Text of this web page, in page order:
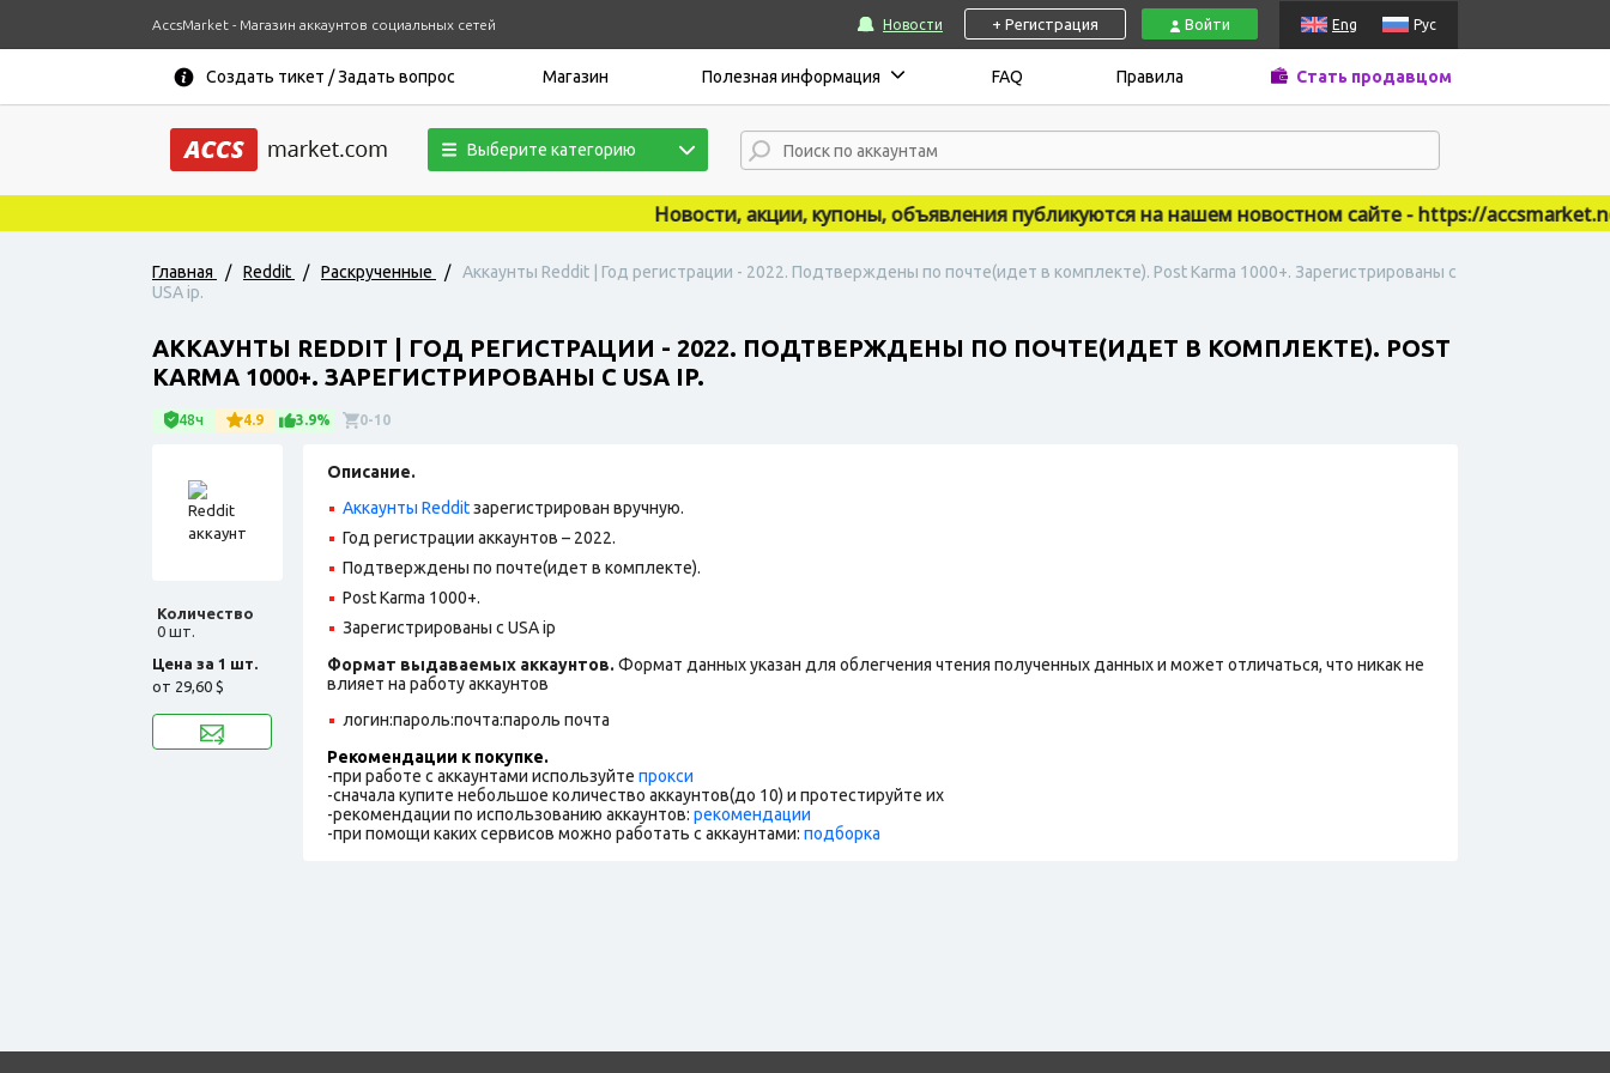
AccsMarket - Магазин аккаунтов социальных сетей Новости + Регистрация Войти Eng Рус
Создать тикет / Задать вопрос Магазин Полезная информация FAQ Правила Стать продавцом
Выберите категорию
Новости, акции, купоны, объявления публикуются на нашем новостном сайте - https://accsmarket.news
Главная / Reddit / Раскрученные /
Аккаунты Reddit | Год регистрации - 2022. Подтверждены по почте(идет в комплекте). Post Karma 1000+. Зарегистрированы с
USA ip.
АККАУНТЫ REDDIT | ГОД РЕГИСТРАЦИИ - 2022. ПОДТВЕРЖДЕНЫ ПО ПОЧТЕ(ИДЕТ В КОМПЛЕКТЕ). POST
KARMA 1000+. ЗАРЕГИСТРИРОВАНЫ С USA IP.
48ч 4.9 3.9% 0-10
Количество
0 шт.
Цена за 1 шт.
от 29,60 $
Описание.
Аккаунты Redditзарегистрирован вручную.
Год регистрации аккаунтов – 2022.
Подтверждены по почте(идет в комплекте).
Post Karma 1000+.
Зарегистрированы с USA ip
Формат выдаваемых аккаунтов. Формат данных указан для облегчения чтения полученных данных и может отличаться, что никак не
влияет на работу аккаунтов
логин:пароль:почта:пароль почта
Рекомендации к покупке.
-при работе с аккаунтами используйте прокси
-сначала купите небольшое количество аккаунтов(до 10) и протестируйте их
-рекомендации по использованию аккаунтов: рекомендации
-при помощи каких сервисов можно работать с аккаунтами: подборка